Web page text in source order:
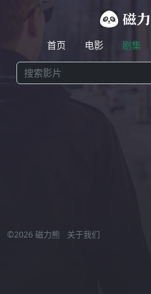
首页 电影 剧集
©2026 磁力熊 关于我们